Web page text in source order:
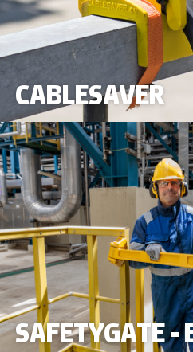
CABLESAVER
SAFETYGATE -